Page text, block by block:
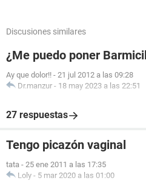
Discusiones similares
¿Me puedo poner
Ay que dolor!! - 21 jul 2012 a las 09:28
Dr.manzur - 18 may 2023 a las 22:51
27 respuestas
Tengo picazón vaginal
tata - 25 ene 2011 a las 17:35
Loly - 5 mar 2020 a las 01:00